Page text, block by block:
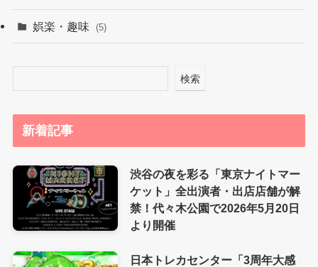
娯楽・趣味 (5)
検索
新着記事
渋谷の夜を彩る「東京ナイトマー
ケット」全出演者・出店店舗が解
禁！代々木公園で2026年5月20日
より開催
日本トレカセンター「3周年大感